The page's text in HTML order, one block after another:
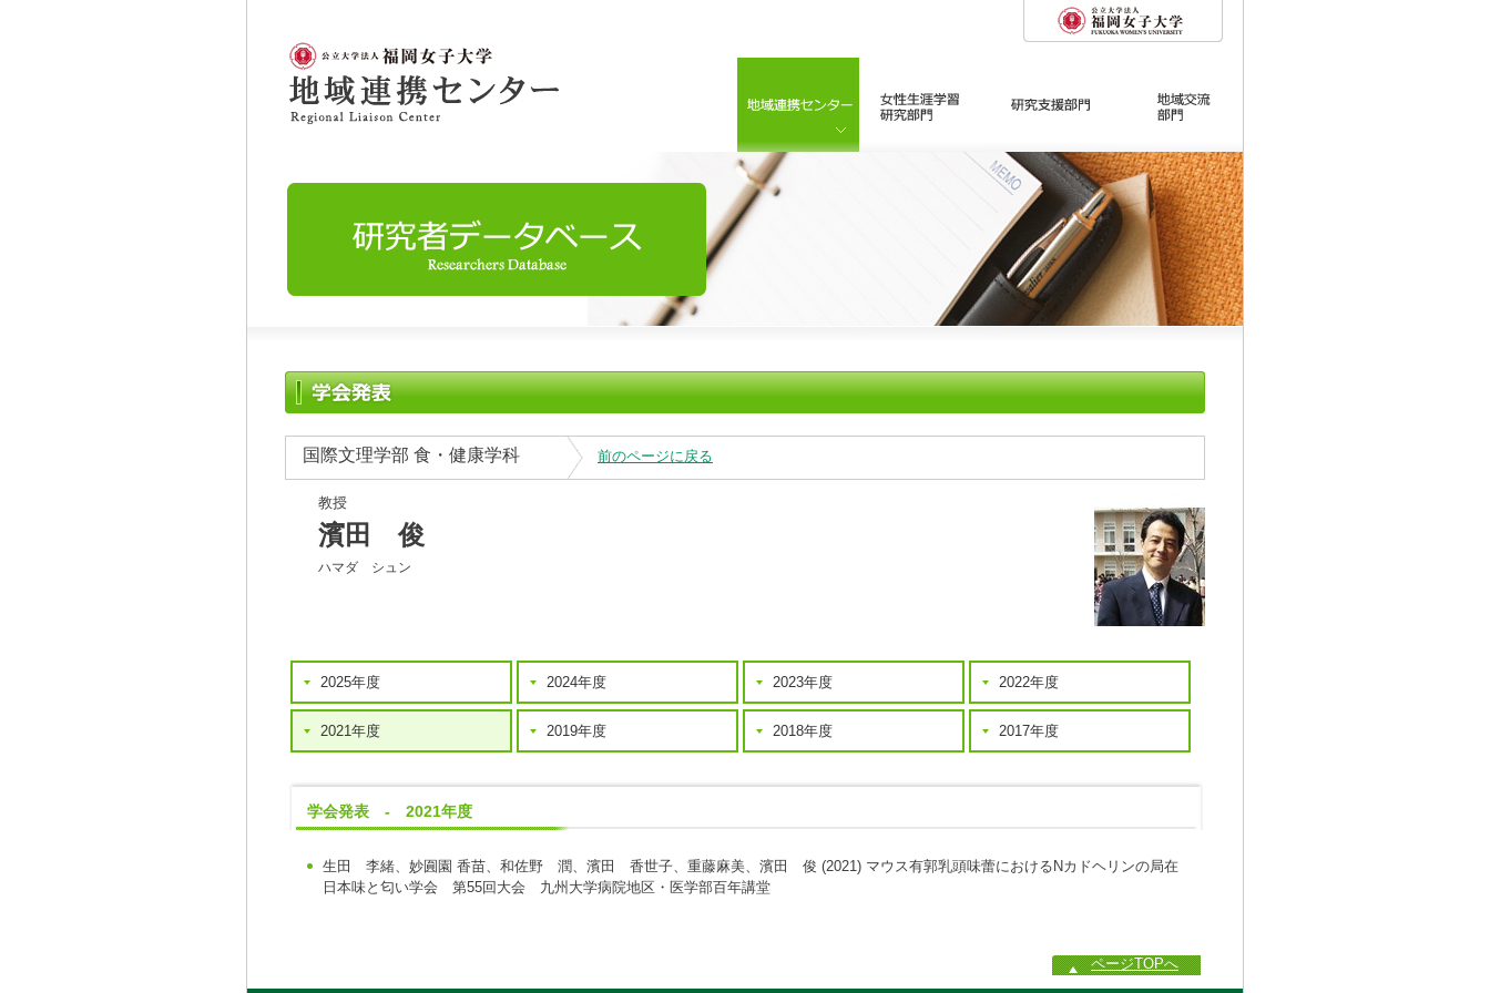
国際文理学部 食・健康学科 前のページに戻る
教授
濱田 俊
ハマダ シュン
2025年度 2024年度 2023年度 2022年度
2021年度 2019年度 2018年度 2017年度
学会発表 - 2021年度
生田 李緒、妙圎園 香苗、和佐野 潤、濱田 香世子、重藤麻美、濱田 俊 (2021) マウス有郭乳頭味蕾におけるNカドヘリンの局在
日本味と匂い学会 第55回大会 九州大学病院地区・医学部百年講堂
ページTOPへ